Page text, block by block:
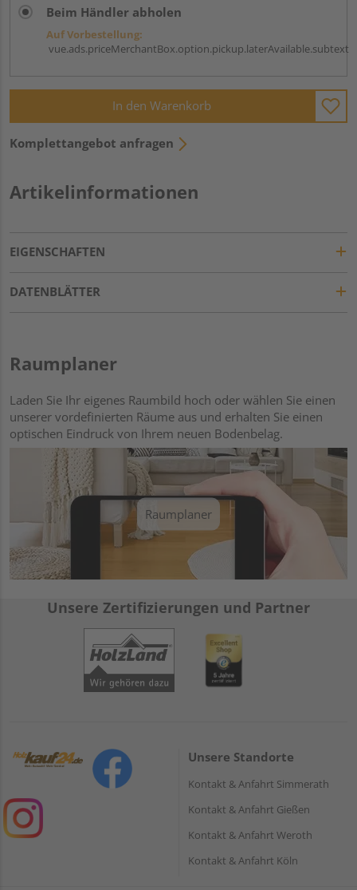
Beim Händler abholen
Auf Vorbestellung:
vue.ads.priceMerchantBox.option.pickup.laterAvailable.subtext
In den Warenkorb
Komplettangebot anfragen
Artikelinformationen
EIGENSCHAFTEN
DATENBLÄTTER
Raumplaner
Laden Sie Ihr eigenes Raumbild hoch oder wählen Sie einen
unserer vordefinierten Räume aus und erhalten Sie einen
optischen Eindruck von Ihrem neuen Bodenbelag.
Raumplaner
Unsere Zertifizierungen und Partner
Unsere Standorte
Kontakt & Anfahrt Simmerath
Kontakt & Anfahrt Gießen
Kontakt & Anfahrt Weroth
Kontakt & Anfahrt Köln